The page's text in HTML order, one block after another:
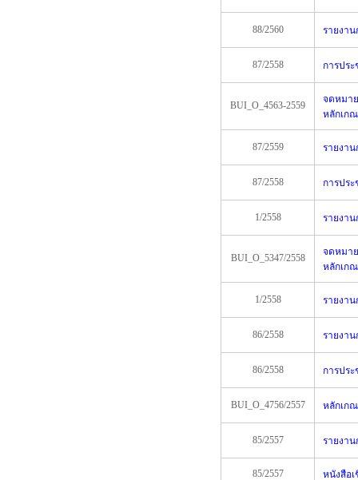
88/2560 รายงา
87/2558 การปร
BUI_O_4563-2559
จดหมา
หลักเก
87/2559 รายงา
87/2558 การปร
1/2558 รายงา
BUI_O_5347/2558
จดหมา
หลักเก
1/2558 รายงา
86/2558 รายงา
86/2558 การปร
BUI_O_4756/2557 หลักเก
85/2557 รายงา
85/2557 หนังสือเ